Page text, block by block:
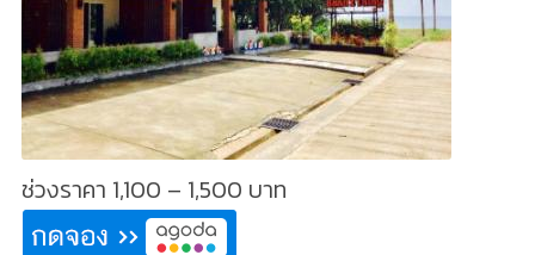
ช่วงราคา 1,100 – 1,500 บาท